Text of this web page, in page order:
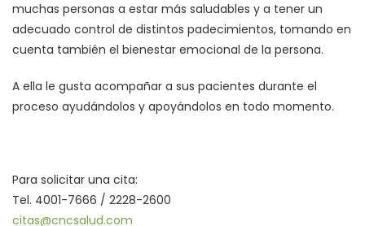
muchas personas a estar más saludables y a tener un
adecuado control de distintos padecimientos, tomando en
cuenta también el bienestar emocional de la persona.
A ella le gusta acompañar a sus pacientes durante el
proceso ayudándolos y apoyándolos en todo momento.
Para solicitar una cita:
Tel. 4001-7666 / 2228-2600
citas@cncsalud.com